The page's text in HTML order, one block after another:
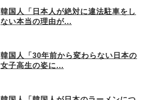
韓国人「日本人が絶対に違法駐車をし
ない本当の理由が...
韓国人「30年前から変わらない日本の
女子高生の姿に...